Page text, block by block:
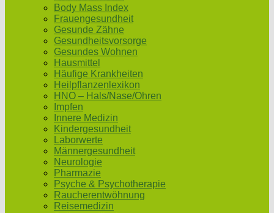
Body Mass Index
Frauengesundheit
Gesunde Zähne
Gesundheitsvorsorge
Gesundes Wohnen
Hausmittel
Häufige Krankheiten
Heilpflanzenlexikon
HNO – Hals/Nase/Ohren
Impfen
Innere Medizin
Kindergesundheit
Laborwerte
Männergesundheit
Neurologie
Pharmazie
Psyche & Psychotherapie
Raucherentwöhnung
Reisemedizin